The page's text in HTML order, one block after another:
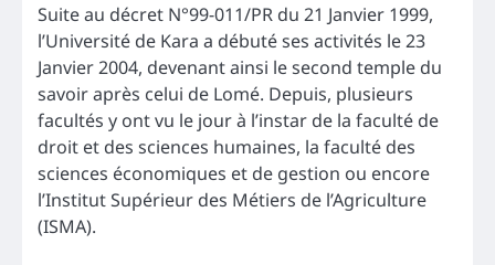
Suite au décret N°99-011/PR du 21 Janvier 1999,
l’Université de Kara a débuté ses activités le 23
Janvier 2004, devenant ainsi le second temple du
savoir après celui de Lomé. Depuis, plusieurs
facultés y ont vu le jour à l’instar de la faculté de
droit et des sciences humaines, la faculté des
sciences économiques et de gestion ou encore
l’Institut Supérieur des Métiers de l’Agriculture
(ISMA).